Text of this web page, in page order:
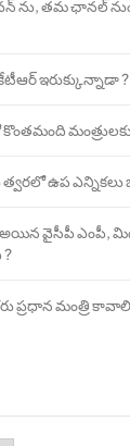
ను, తమ ఛానల్
ఇరుక్కున్నాడా ?
త్వరలో ఉప
వైసీపీ ఎంపీ,
ప్రధాన మంత్రి